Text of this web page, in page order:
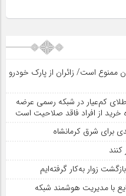
ممنوع است/ زائران از پارک خودرو
کم‌عیار در شبکه رسمی عرضه
خرید از افراد فاقد صلاحیت است
برای شرق کرمانشاه
زوار به‌کار گرفته‌ایم
با مدیریت هوشمند شبکه